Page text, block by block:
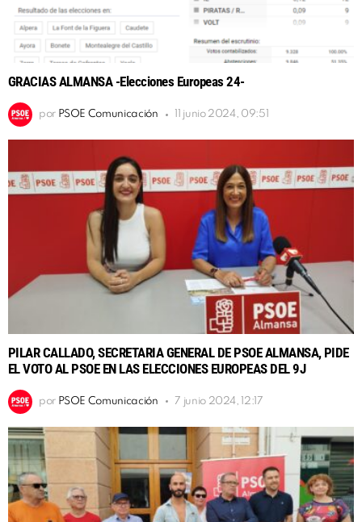
GRACIAS ALMANSA -Elecciones Europeas 24-
por PSOE Comunicación 11 junio 2024, 09:51
PILAR CALLADO, SECRETARIA GENERAL DE PSOE ALMANSA, PIDE
EL VOTO AL PSOE EN LAS ELECCIONES EUROPEAS DEL 9J
por PSOE Comunicación 7 junio 2024, 12:17